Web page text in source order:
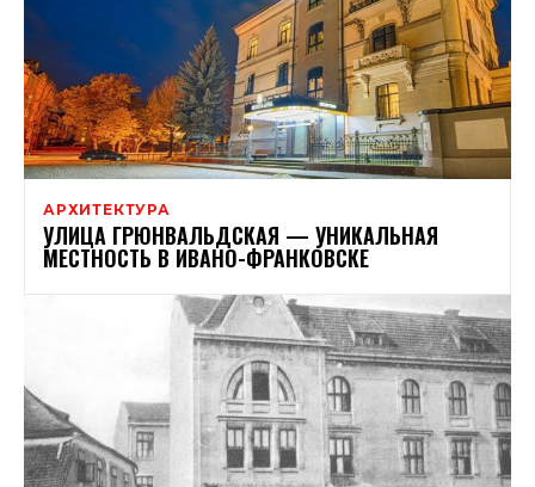
АРХИТЕКТУРА
УЛИЦА ГРЮНВАЛЬДСКАЯ — УНИКАЛЬНАЯ
МЕСТНОСТЬ В ИВАНО-ФРАНКОВСКЕ